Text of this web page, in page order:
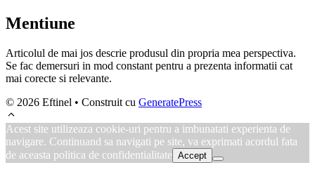
Mentiune
Articolul de mai jos descrie produsul din propria mea perspectiva.
Se fac demersuri in mod constant pentru a prezenta informatii cat
mai corecte si relevante.
© 2026 Eftinel • Construit cu GeneratePress
Acest site utilizeaza cookie-uri pentru a imbunatati experienta de
navigare. Continuand sa navigati pe site, va exprimati acordul fata
de aceasta politica de confidentialitate Accept